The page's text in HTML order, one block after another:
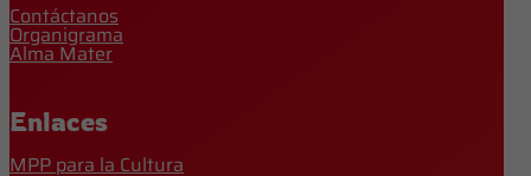
Contáctanos
Organigrama
Alma Mater
Enlaces
MPP para la Cultura